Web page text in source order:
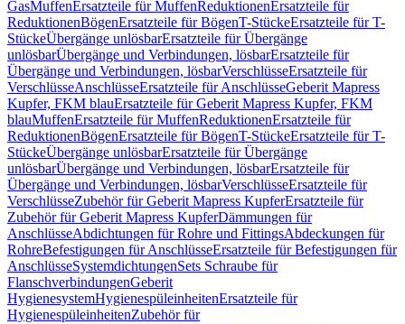
GasMuffenErsatzteile für MuffenReduktionenErsatzteile für
ReduktionenBögenErsatzteile für BögenT-StückeErsatzteile für T-
StückeÜbergänge unlösbarErsatzteile für Übergänge
unlösbarÜbergänge und Verbindungen, lösbarErsatzteile für
Übergänge und Verbindungen, lösbarVerschlüsseErsatzteile für
VerschlüsseAnschlüsseErsatzteile für AnschlüsseGeberit Mapress
Kupfer, FKM blauErsatzteile für Geberit Mapress Kupfer, FKM
blauMuffenErsatzteile für MuffenReduktionenErsatzteile für
ReduktionenBögenErsatzteile für BögenT-StückeErsatzteile für T-
StückeÜbergänge unlösbarErsatzteile für Übergänge
unlösbarÜbergänge und Verbindungen, lösbarErsatzteile für
Übergänge und Verbindungen, lösbarVerschlüsseErsatzteile für
VerschlüsseZubehör für Geberit Mapress KupferErsatzteile für
Zubehör für Geberit Mapress KupferDämmungen für
AnschlüsseAbdichtungen für Rohre und FittingsAbdeckungen für
RohreBefestigungen für AnschlüsseErsatzteile für Befestigungen für
AnschlüsseSystemdichtungenSets Schraube für
FlanschverbindungenGeberit
HygienesystemHygienespüleinheitenErsatzteile für
HygienespüleinheitenZubehör für